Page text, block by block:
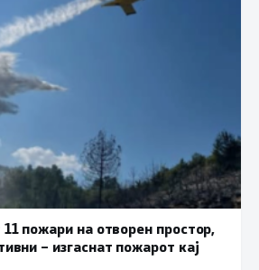
пожари на отворен простор,
– изгаснат пожарот кај